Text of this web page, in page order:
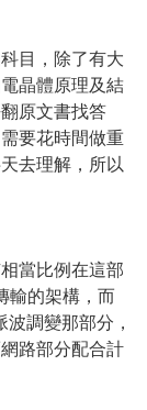
目，除了有大
晶體原理及結
原文書找答
要花時間做重
去理解，所以
當比例在這部
輸的架構，而
調變那部分，
路部分配合計